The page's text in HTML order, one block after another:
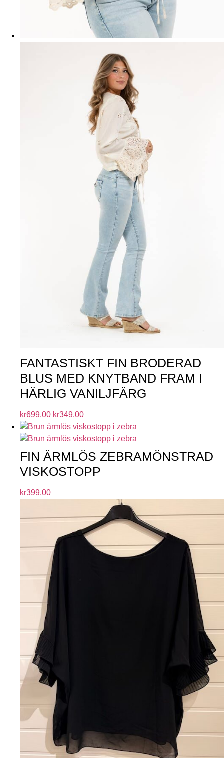
FANTASTISKT FIN BRODERAD
BLUS MED KNYTBAND FRAM I
HÄRLIG VANILJFÄRG
kr699.00 kr349.00
FIN ÄRMLÖS ZEBRAMÖNSTRAD
VISKOSTOPP
kr399.00